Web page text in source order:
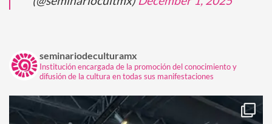
seminariodeculturamx
Institución encargada de la promoción del conocimiento y
difusión de la cultura en todas sus manifestaciones